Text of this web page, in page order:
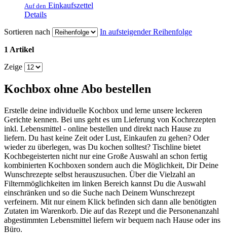
Auf den Einkaufszettel
Details
Sortieren nach
In aufsteigender Reihenfolge
1 Artikel
Zeige
Kochbox ohne Abo bestellen
Erstelle deine individuelle Kochbox und lerne unsere leckeren
Gerichte kennen. Bei uns geht es um Lieferung von Kochrezepten
inkl. Lebensmittel - online bestellen und direkt nach Hause zu
liefern. Du hast keine Zeit oder Lust, Einkaufen zu gehen? Oder
wieder zu überlegen, was Du kochen solltest? Tischline bietet
Kochbegeisterten nicht nur eine Große Auswahl an schon fertig
kombinierten Kochboxen sondern auch die Möglichkeit, Dir Deine
Wunschrezepte selbst herauszusuchen. Über die Vielzahl an
Filternmöglichkeiten im linken Bereich kannst Du die Auswahl
einschränken und so die Suche nach Deinem Wunschrezept
verfeinern. Mit nur einem Klick befinden sich dann alle benötigten
Zutaten im Warenkorb. Die auf das Rezept und die Personenanzahl
abgestimmten Lebensmittel liefern wir bequem nach Hause oder ins
Büro.